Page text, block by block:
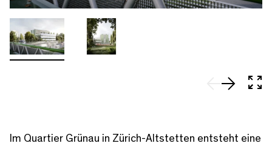
Im Quartier Grünau in Zürich-Altstetten entsteht eine